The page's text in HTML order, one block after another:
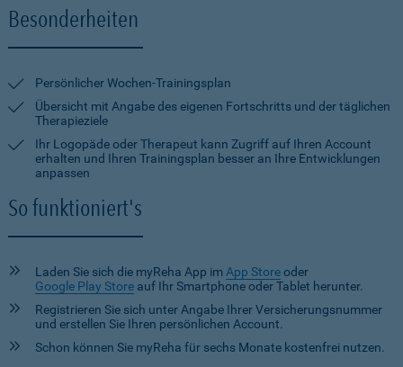
Besonderheiten
Persönlicher Wochen-Trainingsplan
Übersicht mit Angabe des eigenen Fortschritts und der täglichen
Therapieziele
Ihr Logopäde oder Therapeut kann Zugriff auf Ihren Account
erhalten und Ihren Trainingsplan besser an Ihre Entwicklungen
anpassen
So funktioniert's
Laden Sie sich die myReha App im App Storeoder
Google Play Store auf Ihr Smartphone oder Tablet herunter.
Registrieren Sie sich unter Angabe Ihrer Versicherungsnummer
und erstellen Sie Ihren persönlichen Account.
Schon können Sie myReha für sechs Monate kostenfrei nutzen.